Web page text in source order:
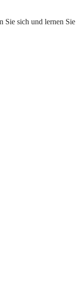
Sie sich und lernen Sie